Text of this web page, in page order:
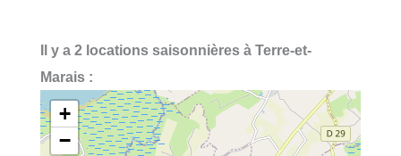
Il y a 2 locations saisonnières à Terre-et-
Marais :
+
−